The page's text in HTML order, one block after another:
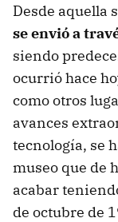
Desde aquella
se envió a
siendo
ocurrió hace
como otros
avances
tecnología, se
museo que de
acabar
de octubre de